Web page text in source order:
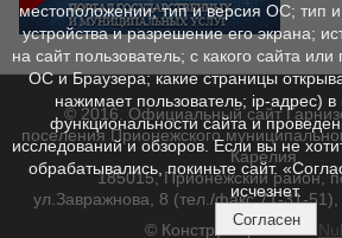
© 2016. Официальный сайт
поселения Прионежского
Карелия.
185015, Прионежский район,
ул.Завражнова, 8 (тел./факс 71-31-
© Конструктор сайтов
местоположении; тип и версия ОС; тип
устройства и разрешение его экрана;
на сайт пользователь; с какого сайта
ОС и Браузера; какие страницы
нажимает пользователь; ip-адрес)
функциональности сайта и
исследований и обзоров. Если вы не
обрабатывались, покиньте сайт.
исчезнет.
Согласен